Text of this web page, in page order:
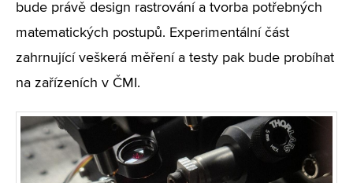
bude právě design rastrování a tvorba potřebných
matematických postupů. Experimentální část
zahrnující veškerá měření a testy pak bude probíhat
na zařízeních v ČMI.